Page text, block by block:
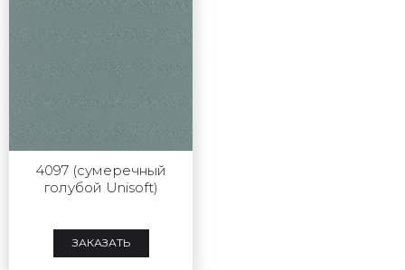
4097 (сумеречный
голубой Unisoft)
ЗАКАЗАТЬ